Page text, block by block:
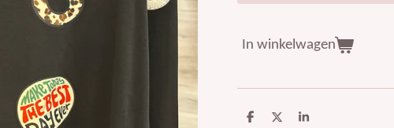
In winkelwagen
D
D
S